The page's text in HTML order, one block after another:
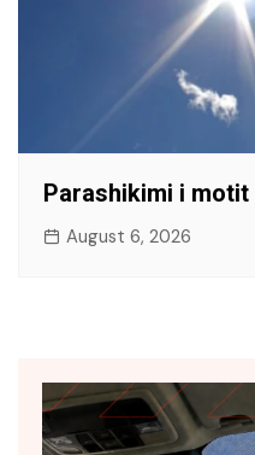
Parashikimi i motit
August 6, 2026